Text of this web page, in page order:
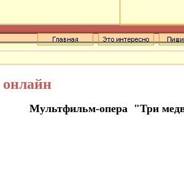
онлайн
Мультфильм-опера "Три